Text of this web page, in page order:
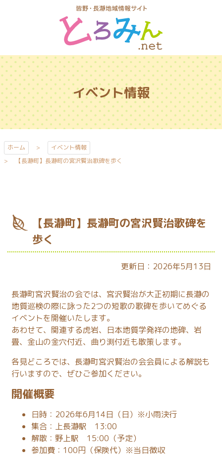
ツ
本
文
へ
ス
キ
ッ
とろみんネッ
ト
イベント情報
ホーム
イベント情報
【長瀞町】長瀞町の宮沢賢治歌碑を歩く
【長瀞町】長瀞町の宮沢賢治歌碑を
歩く
更新日：2026年5月13日
長瀞町宮沢賢治の会では、宮沢賢治が大正初期に長瀞の
地質巡検の際に詠った2つの短歌の歌碑を歩いてめぐる
イベントを開催いたします。
あわせて、関連する虎岩、日本地質学発祥の地碑、岩
畳、金山の金穴付近、曲り渕付近も散策します。
各見どころでは、長瀞町宮沢賢治の会会員による解説も
行いますので、ぜひご参加ください。
開催概要
日時：2026年6月14日（日）※小雨決行
集合： 上長瀞駅 13:00
解散： 野上駅 15:00（予定）
参加費：100円（保険代）※当日徴収